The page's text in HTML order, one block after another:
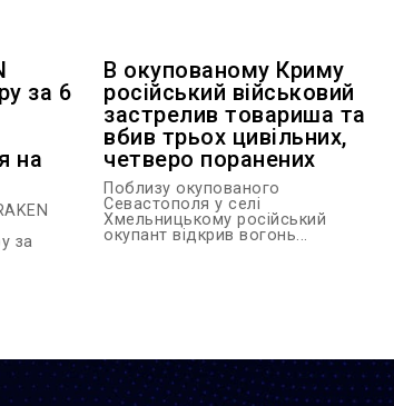
за 6
на
за
В окупованому Криму
російський військовий
застрелив товариша та
вбив трьох цивільних,
четверо поранених
Поблизу окупованого
Севастополя у селі
Хмельницькому російський
окупант відкрив вогонь...